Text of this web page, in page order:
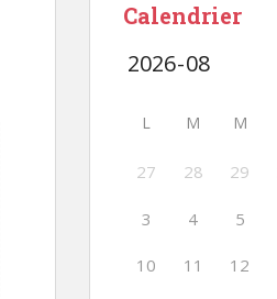
Calendrier
L M M
27 28 29
3 4 5
10 11 12